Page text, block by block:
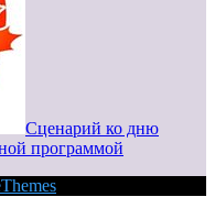
Сценарий ко дню
программой